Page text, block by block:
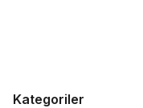
Kategoriler